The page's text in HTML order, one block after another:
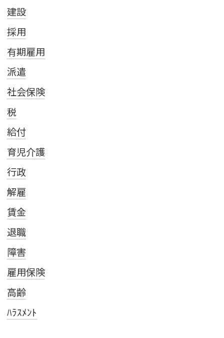
建設
採用
有期雇用
派遣
社会保険
税
給付
育児介護
行政
解雇
賃金
退職
障害
雇用保険
高齢
ﾊﾗｽﾒﾝﾄ